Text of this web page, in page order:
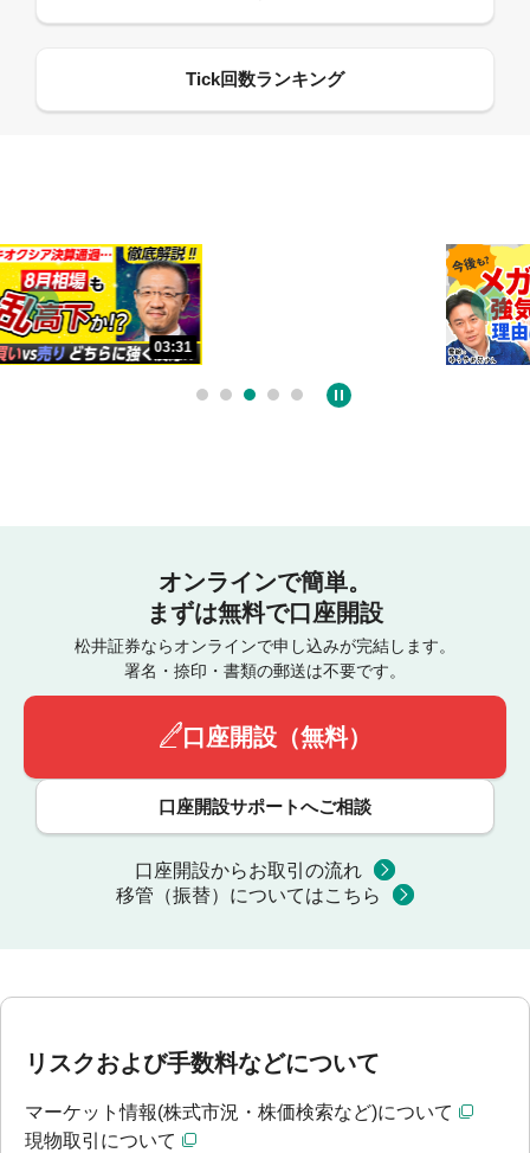
06:18
オンラインで簡単。
まずは無料で口座開設
松井証券ならオンラインで申し込みが完結します。
署名・捺印・書類の郵送は不要です。
口座開設（無料）
口座開設サポートへご相談
口座開設からお取引の流れ
移管（振替）についてはこちら
リスクおよび手数料などについて
マーケット情報(株式市況・株価検索など)について
現物取引について